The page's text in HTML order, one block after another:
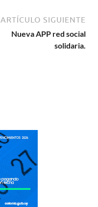
ARTÍCULO SIGUIENTE
Nueva APP red social
solidaria.